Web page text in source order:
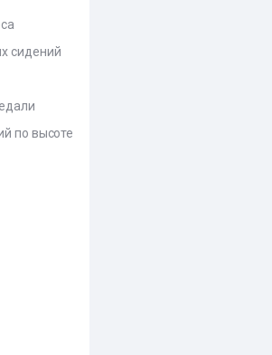
сидений
по высоте